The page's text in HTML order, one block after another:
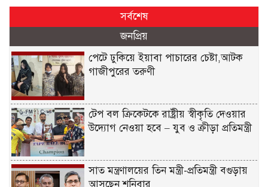
সর্বশেষ
জনপ্রিয়
পেটে ঢুকিয়ে ইয়াবা পাচারের চেষ্টা,আটক
গাজীপুরের তরুণী
টেপ বল ক্রিকেটকে রাষ্ট্রীয় স্বীকৃতি দেওয়ার
উদ্যোগ নেওয়া হবে – যুব ও ক্রীড়া প্রতিমন্ত্রী
সাত মন্ত্রণালয়ের তিন মন্ত্রী-প্রতিমন্ত্রী বগুড়ায়
আসছেন শনিবার